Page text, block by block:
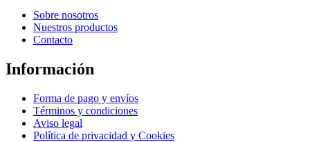
Sobre nosotros
Nuestros productos
Contacto
Información
Forma de pago y envíos
Términos y condiciones
Aviso legal
Política de privacidad y Cookies